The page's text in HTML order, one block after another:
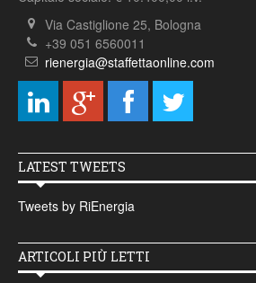
Via Castiglione 25, Bologna
+39 051 6560011
rienergia@staffettaonline.com
LATEST TWEETS
Tweets by RiEnergia
ARTICOLI PIÙ LETTI